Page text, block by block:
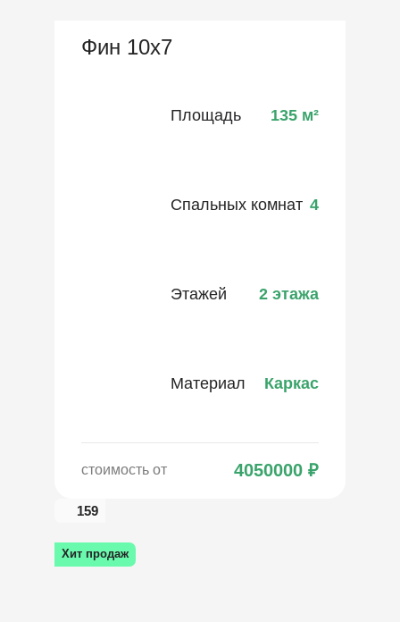
Фин 10х7
Площадь 135 м²
Спальных комнат 4
Этажей 2 этажа
Материал Каркас
стоимость от 4050000 ₽
159
Хит продаж